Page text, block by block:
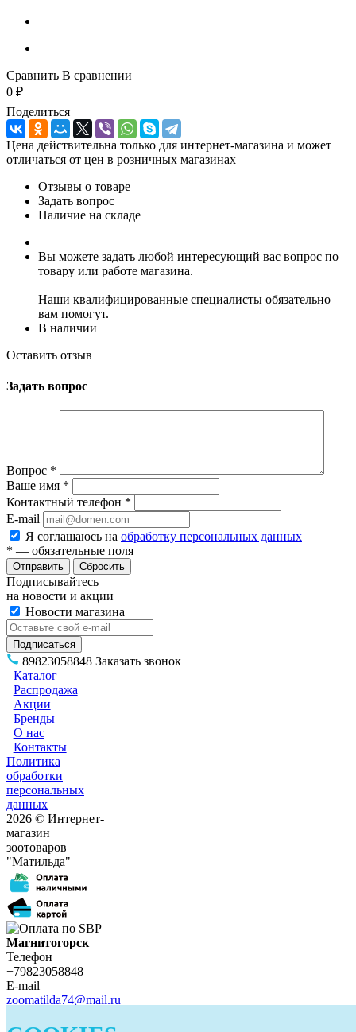
Сравнить В сравнении
0 ₽
Поделиться
Цена действительна только для интернет-магазина и может
отличаться от цен в розничных магазинах
Отзывы о товаре
Задать вопрос
Наличие на складе
Вы можете задать любой интересующий вас вопрос по
товару или работе магазина.
Наши квалифицированные специалисты обязательно
вам помогут.
В наличии
Оставить отзыв
Задать вопрос
Вопрос *
Ваше имя *
Контактный телефон *
E-mail
Я соглашаюсь на обработку персональных данных
* — обязательные поля
Сбросить
Подписывайтесь
на новости и акции
Новости магазина
89823058848 Заказать звонок
Каталог
Распродажа
Акции
Бренды
О нас
Контакты
Политика
обработки
персональных
данных
2026 © Интернет-
магазин
зоотоваров
"Матильда"
Магнитогорск
Телефон
+79823058848
E-mail
zoomatilda74@mail.ru
Телефон